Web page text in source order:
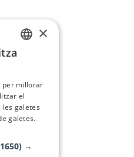
×
per millorar
el
les galetes
galetes.
→